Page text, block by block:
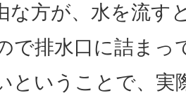
な方が、水を流す
で排水口に詰まっ
ということで、実